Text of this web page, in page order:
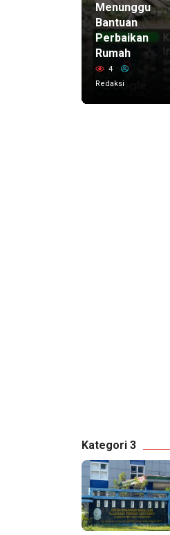
Menunggu
Bantuan
Perbaikan
Rumah
4
Redaksi
Kategori 3